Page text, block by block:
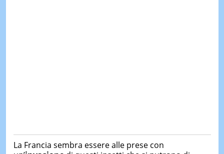
La Francia sembra essere alle prese con